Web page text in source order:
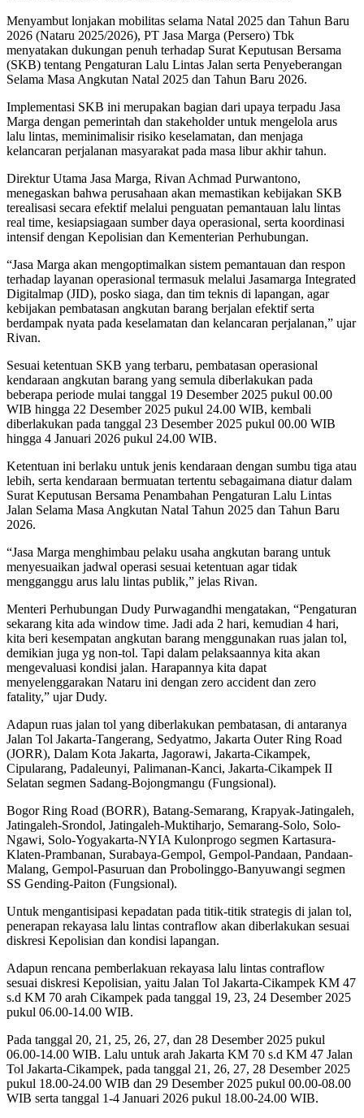
Menyambut lonjakan mobilitas selama Natal 2025 dan Tahun Baru
2026 (Nataru 2025/2026), PT Jasa Marga (Persero) Tbk
menyatakan dukungan penuh terhadap Surat Keputusan Bersama
(SKB) tentang Pengaturan Lalu Lintas Jalan serta Penyeberangan
Selama Masa Angkutan Natal 2025 dan Tahun Baru 2026.
Implementasi SKB ini merupakan bagian dari upaya terpadu Jasa
Marga dengan pemerintah dan stakeholder untuk mengelola arus
lalu lintas, meminimalisir risiko keselamatan, dan menjaga
kelancaran perjalanan masyarakat pada masa libur akhir tahun.
Direktur Utama Jasa Marga, Rivan Achmad Purwantono,
menegaskan bahwa perusahaan akan memastikan kebijakan SKB
terealisasi secara efektif melalui penguatan pemantauan lalu lintas
real time, kesiapsiagaan sumber daya operasional, serta koordinasi
intensif dengan Kepolisian dan Kementerian Perhubungan.
“Jasa Marga akan mengoptimalkan sistem pemantauan dan respon
terhadap layanan operasional termasuk melalui Jasamarga Integrated
Digitalmap (JID), posko siaga, dan tim teknis di lapangan, agar
kebijakan pembatasan angkutan barang berjalan efektif serta
berdampak nyata pada keselamatan dan kelancaran perjalanan,” ujar
Rivan.
Sesuai ketentuan SKB yang terbaru, pembatasan operasional
kendaraan angkutan barang yang semula diberlakukan pada
beberapa periode mulai tanggal 19 Desember 2025 pukul 00.00
WIB hingga 22 Desember 2025 pukul 24.00 WIB, kembali
diberlakukan pada tanggal 23 Desember 2025 pukul 00.00 WIB
hingga 4 Januari 2026 pukul 24.00 WIB.
Ketentuan ini berlaku untuk jenis kendaraan dengan sumbu tiga atau
lebih, serta kendaraan bermuatan tertentu sebagaimana diatur dalam
Surat Keputusan Bersama Penambahan Pengaturan Lalu Lintas
Jalan Selama Masa Angkutan Natal Tahun 2025 dan Tahun Baru
2026.
“Jasa Marga menghimbau pelaku usaha angkutan barang untuk
menyesuaikan jadwal operasi sesuai ketentuan agar tidak
mengganggu arus lalu lintas publik,” jelas Rivan.
Menteri Perhubungan Dudy Purwagandhi mengatakan, “Pengaturan
sekarang kita ada window time. Jadi ada 2 hari, kemudian 4 hari,
kita beri kesempatan angkutan barang menggunakan ruas jalan tol,
demikian juga yg non-tol. Tapi dalam pelaksaannya kita akan
mengevaluasi kondisi jalan. Harapannya kita dapat
menyelenggarakan Nataru ini dengan zero accident dan zero
fatality,” ujar Dudy.
Adapun ruas jalan tol yang diberlakukan pembatasan, di antaranya
Jalan Tol Jakarta-Tangerang, Sedyatmo, Jakarta Outer Ring Road
(JORR), Dalam Kota Jakarta, Jagorawi, Jakarta-Cikampek,
Cipularang, Padaleunyi, Palimanan-Kanci, Jakarta-Cikampek II
Selatan segmen Sadang-Bojongmangu (Fungsional).
Bogor Ring Road (BORR), Batang-Semarang, Krapyak-Jatingaleh,
Jatingaleh-Srondol, Jatingaleh-Muktiharjo, Semarang-Solo, Solo-
Ngawi, Solo-Yogyakarta-NYIA Kulonprogo segmen Kartasura-
Klaten-Prambanan, Surabaya-Gempol, Gempol-Pandaan, Pandaan-
Malang, Gempol-Pasuruan dan Probolinggo-Banyuwangi segmen
SS Gending-Paiton (Fungsional).
Untuk mengantisipasi kepadatan pada titik-titik strategis di jalan tol,
penerapan rekayasa lalu lintas contraflow akan diberlakukan sesuai
diskresi Kepolisian dan kondisi lapangan.
Adapun rencana pemberlakuan rekayasa lalu lintas contraflow
sesuai diskresi Kepolisian, yaitu Jalan Tol Jakarta-Cikampek KM 47
s.d KM 70 arah Cikampek pada tanggal 19, 23, 24 Desember 2025
pukul 06.00-14.00 WIB.
Pada tanggal 20, 21, 25, 26, 27, dan 28 Desember 2025 pukul
06.00-14.00 WIB. Lalu untuk arah Jakarta KM 70 s.d KM 47 Jalan
Tol Jakarta-Cikampek, pada tanggal 21, 26, 27, 28 Desember 2025
pukul 18.00-24.00 WIB dan 29 Desember 2025 pukul 00.00-08.00
WIB serta tanggal 1-4 Januari 2026 pukul 18.00-24.00 WIB.